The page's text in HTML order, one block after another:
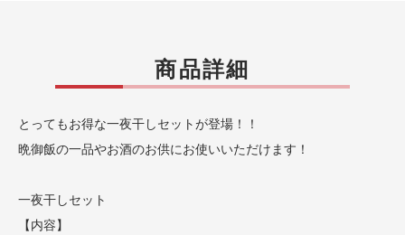
商品詳細
とってもお得な一夜干しセットが登場！！
晩御飯の一品やお酒のお供にお使いいただけます！
一夜干しセット
【内容】